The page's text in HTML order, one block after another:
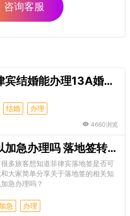
咨询客服
两个中国人在菲律宾结婚能办理13A婚签吗？
结婚 办理
4660浏览
菲律宾落地签可以加急办理吗 落地签转签合法吗
多旅客想知道菲律宾落地签是否可
大家简单分享关于落地签的相关知
急办理吗？
加急 办理